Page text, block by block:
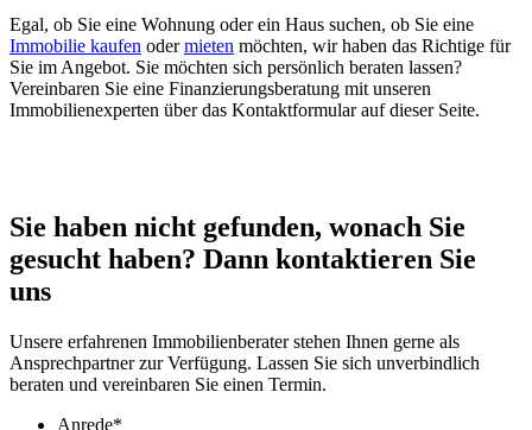
Egal, ob Sie eine Wohnung oder ein Haus suchen, ob Sie eine
Immobilie kaufen odermieten möchten, wir haben das Richtige für
Sie im Angebot. Sie möchten sich persönlich beraten lassen?
Vereinbaren Sie eine Finanzierungsberatung mit unseren
Immobilienexperten über das Kontaktformular auf dieser Seite.
Sie haben nicht gefunden, wonach Sie
gesucht haben? Dann kontaktieren Sie
uns
Unsere erfahrenen Immobilienberater stehen Ihnen gerne als
Ansprechpartner zur Verfügung. Lassen Sie sich unverbindlich
beraten und vereinbaren Sie einen Termin.
Anrede*